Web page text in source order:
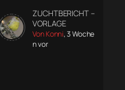
ZUCHTBERICHT –
VORLAGE
Von Konni, 3 Woche
n vor